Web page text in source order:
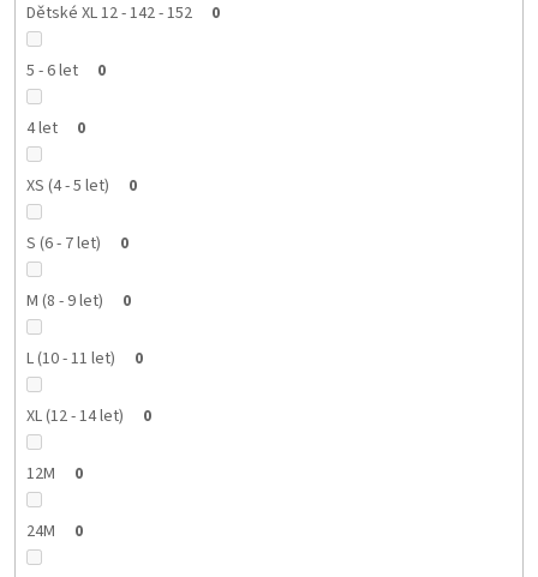
Dětské XL 12 - 142 - 152 0
5 - 6 let 0
4 let 0
XS (4 - 5 let) 0
S (6 - 7 let) 0
M (8 - 9 let) 0
L (10 - 11 let) 0
XL (12 - 14 let) 0
12M 0
24M 0